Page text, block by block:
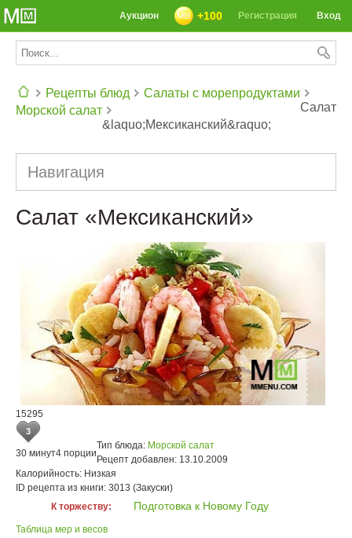
СЕГОДНЯ: 39142 РЕЦЕПТА
Вход
Регистрация
+100
Аукцион
Рецепты блюд
Салаты с морепродуктами
Морской салат
Салат
&laquo;Мексиканский&raquo;
Навигация
Салат «Мексиканский»
15295
3
30 минут4 порции
Тип блюда: Морской салат
Рецепт добавлен: 13.10.2009
Калорийность: Низкая
ID рецепта из книги: 3013 (Закуски)
К торжеству:
Подготовка к Новому Году
Таблица мер и весов